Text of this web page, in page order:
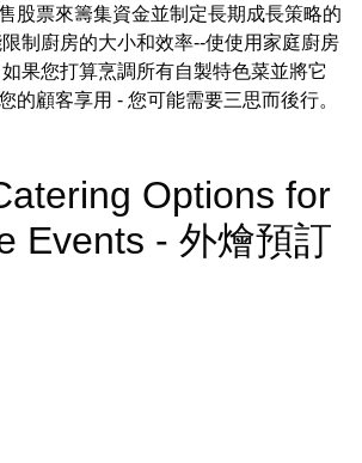
股票來籌集資金並制定長期成長策略的
制廚房的大小和效率--使使用家庭廚房
果您打算烹調所有自製特色菜並將它
的顧客享用 - 您可能需要三思而後行。
Options for
Events - 外燴預訂